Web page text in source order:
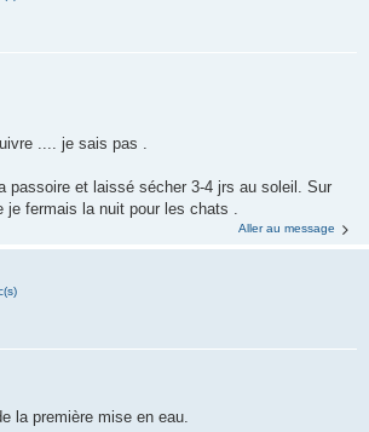
.... je sais pas .
passoire et laissé sécher 3-4 jrs au soleil. Sur
je fermais la nuit pour les chats .
Aller au message
la première mise en eau.